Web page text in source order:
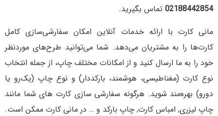
02188442854 تماس بگیرید.
مانی کارت با ارائه خدمات آنلاین امکان سفارشی‌سازی کامل
کارت‌ها را به مشتریان می‌دهد. شما می‌توانید طرح‌های موردنظر
خود را به ما ارسال کنید و از امکانات مختلف چاپ، از جمله انتخاب
نوع کارت (مغناطیسی، هوشمند، بارکددار) و نوع چاپ (یک‌رو یا
دو‌رو) بهره‌مند شوید. هرگونه سفارشی سازی کارت های شما مانند
چاپ لیزری, امباس کارت, چاپ بارکد و … در مانی کارت ممکن است.